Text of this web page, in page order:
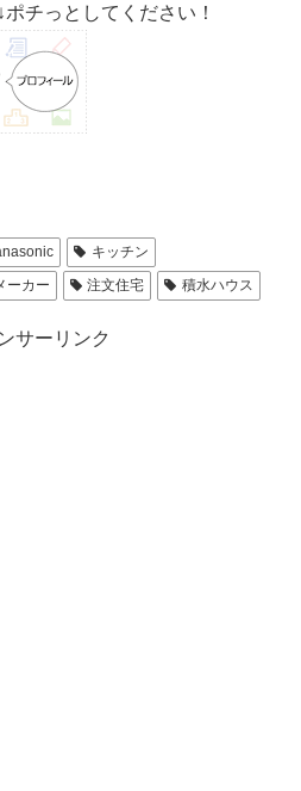
チっとしてください！
キッチン
ーカー 注文住宅 積水ハウス
サーリンク